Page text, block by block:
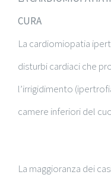
CURA
La cardiomiopatia
disturbi cardiaci che
l’irrigidimento
camere inferiori del
La maggioranza dei